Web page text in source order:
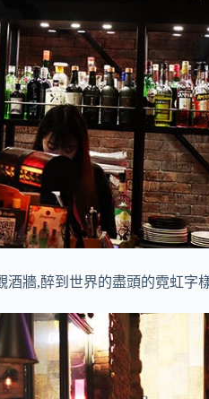
牆,醉到世界的盡頭的霓虹字